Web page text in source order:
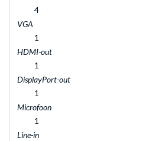
4
VGA
1
HDMI-out
1
DisplayPort-out
1
Microfoon
1
Line-in